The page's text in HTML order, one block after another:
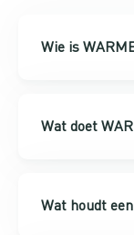
Wie is
Wat doet
Wat houdt